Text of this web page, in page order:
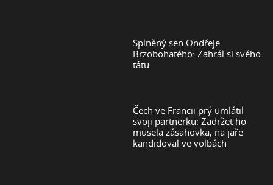
Splněný sen Ondřeje
Brzobohatého: Zahrál si svého
tátu
Čech ve Francii prý umlátil
svoji partnerku: Zadržet ho
musela zásahovka, na jaře
kandidoval ve volbách